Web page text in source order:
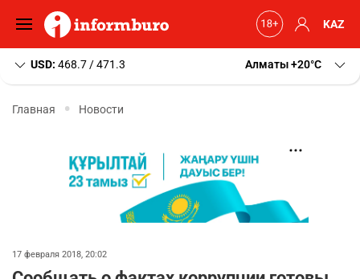
KAZ
USD: 468.7 / 471.3 Алматы+20 C
Главная Новости
17 февраля 2018, 20:02